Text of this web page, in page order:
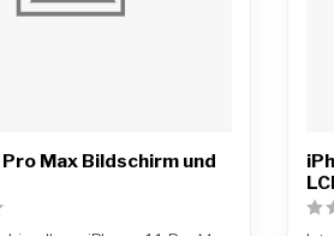
Max Bildschirm und